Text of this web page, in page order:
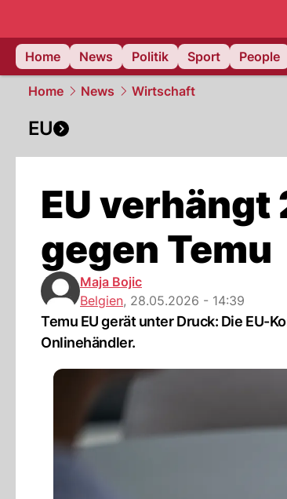
Home
News Politik Sport People
Home News Wirtschaft
EU
EU
gegen Temu
Maja Bojic
Belgien, 28.05.2026 - 14:39
Temu EU gerät unter Druck: Die EU-
Onlinehändler.